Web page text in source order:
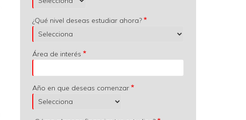
¿Qué nivel deseas estudiar ahora?
Área de interés
Año en que deseas comenzar